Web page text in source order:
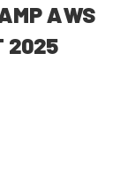
AWS
2025